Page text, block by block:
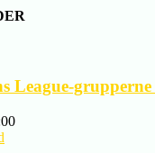
League-grupperne